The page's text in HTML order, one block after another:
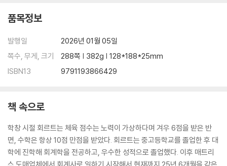
품목정보
발행일
2026년 01월 05일
쪽수, 무게, 크기
288쪽 | 382g | 128*188*25mm
ISBN13
9791193866429
책 속으로
학창 시절 회르트는 체육 점수는 노력이 가상하다며 겨우 6점을 받은 반
면, 수학은 항상 10점 만점을 받았다. 회르트는 중고등학교를 졸업한 후 대
학에 진학해 회계학을 전공하고, 우수한 성적으로 졸업했다. 이후 매트리
스 도매업체에서 회계사로 일하기 시작해서 현재까지 25년 6개월을 같은